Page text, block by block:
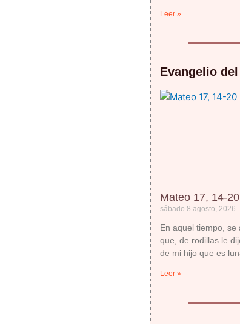
Leer »
Evangelio
Mateo 17, 14-20
sábado 8 agosto, 2026
En aquel tiempo, se
que, de rodillas le
de mi hijo que es
Leer »